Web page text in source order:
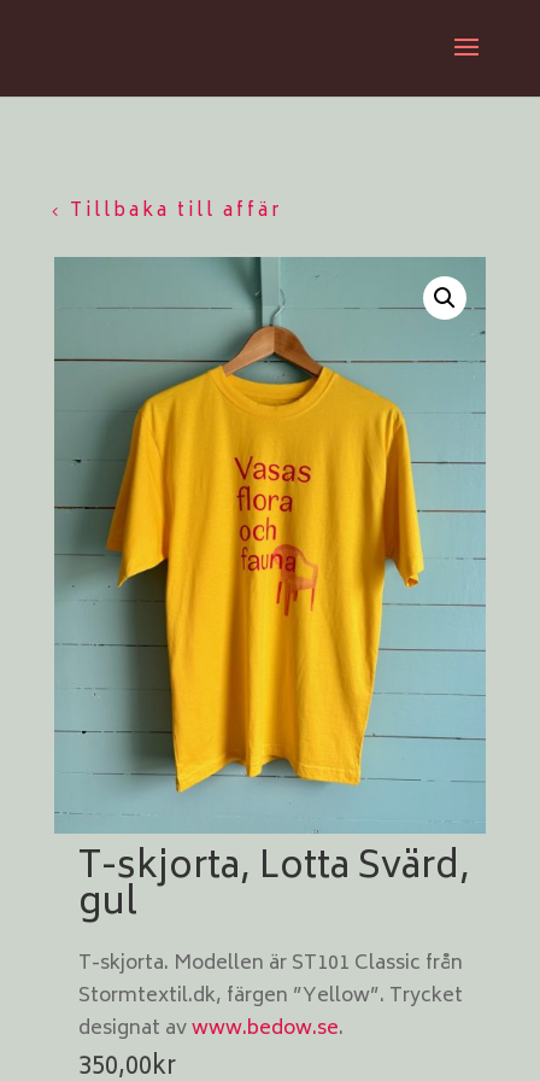
Tillbaka till affär
T-skjorta, Lotta Svärd,
gul
T-skjorta. Modellen är ST101 Classic från
Stormtextil.dk, färgen ”Yellow”. Trycket
designat avwww.bedow.se.
350,00kr